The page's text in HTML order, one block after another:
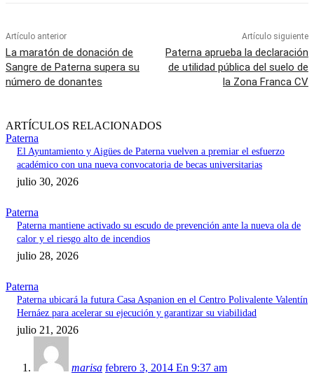
Artículo anterior
La maratón de donación de
Sangre de Paterna supera su
número de donantes
Artículo siguiente
Paterna aprueba la declaración
de utilidad pública del suelo de
la Zona Franca CV
ARTÍCULOS RELACIONADOS
Paterna
El Ayuntamiento y Aigües de Paterna vuelven a premiar el esfuerzo
académico con una nueva convocatoria de becas universitarias
julio 30, 2026
Paterna
Paterna mantiene activado su escudo de prevención ante la nueva ola de
calor y el riesgo alto de incendios
julio 28, 2026
Paterna
Paterna ubicará la futura Casa Aspanion en el Centro Polivalente Valentín
Hernáez para acelerar su ejecución y garantizar su viabilidad
julio 21, 2026
marisa febrero 3, 2014 En 9:37 am